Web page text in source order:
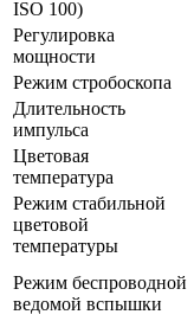
ISO 100)
Регулировка
мощности
Режим стробоскопа
Длительность
импульса
Цветовая
температура
Режим стабильной
цветовой
температуры
Режим беспроводной
ведомой вспышки